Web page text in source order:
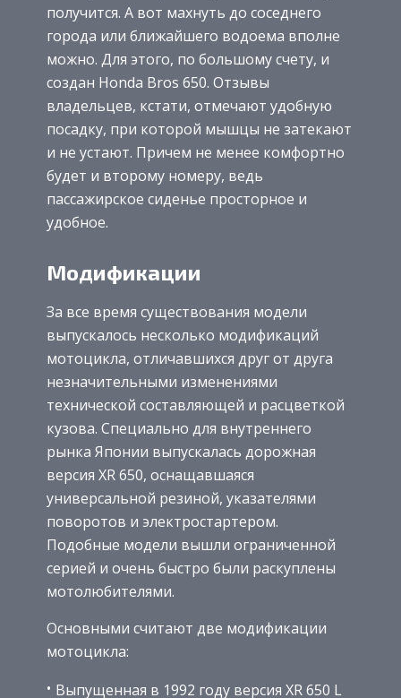
получится. А вот махнуть до соседнего
города или ближайшего водоема вполне
можно. Для этого, по большому счету, и
создан Honda Bros 650. Отзывы
владельцев, кстати, отмечают удобную
посадку, при которой мышцы не затекают
и не устают. Причем не менее комфортно
будет и второму номеру, ведь
пассажирское сиденье просторное и
удобное.
Модификации
За все время существования модели
выпускалось несколько модификаций
мотоцикла, отличавшихся друг от друга
незначительными изменениями
технической составляющей и расцветкой
кузова. Специально для внутреннего
рынка Японии выпускалась дорожная
версия XR 650, оснащавшаяся
универсальной резиной, указателями
поворотов и электростартером.
Подобные модели вышли ограниченной
серией и очень быстро были раскуплены
мотолюбителями.
Основными считают две модификации
мотоцикла:
Выпущенная в 1992 году версия XR 650 L